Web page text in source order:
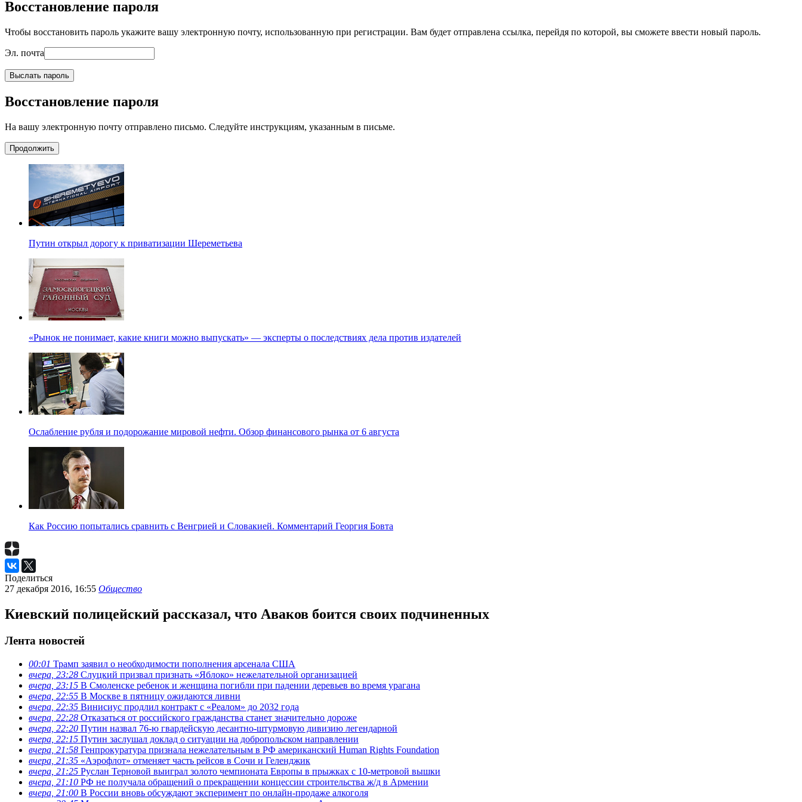
Восстановление пароля
Чтобы восстановить пароль укажите вашу электронную почту, использованную при регистрации. Вам будет отправлена ссылка, перейдя по которой, вы сможете ввести новый пароль.
Эл. почта
Выслать пароль
Восстановление пароля
На вашу электронную почту отправлено письмо. Следуйте инструкциям, указанным в письме.
Продолжить
Путин открыл дорогу к приватизации Шереметьева
«Рынок не понимает, какие книги можно выпускать» — эксперты о последствиях дела против издателей
Ослабление рубля и подорожание мировой нефти. Обзор финансового рынка от 6 августа
Как Россию попытались сравнить с Венгрией и Словакией. Комментарий Георгия Бовта
Поделиться
27 декабря 2016, 16:55 Общество
Киевский полицейский рассказал, что Аваков боится своих подчиненных
Лента новостей
00:01 Трамп заявил о необходимости пополнения арсенала США
вчера, 23:28 Слуцкий призвал признать «Яблоко» нежелательной организацией
вчера, 23:15 В Смоленске ребенок и женщина погибли при падении деревьев во время урагана
вчера, 22:55 В Москве в пятницу ожидаются ливни
вчера, 22:35 Винисиус продлил контракт с «Реалом» до 2032 года
вчера, 22:28 Отказаться от российского гражданства станет значительно дороже
вчера, 22:20 Путин назвал 76-ю гвардейскую десантно-штурмовую дивизию легендарной
вчера, 22:15 Путин заслушал доклад о ситуации на добропольском направлении
вчера, 21:58 Генпрокуратура признала нежелательным в РФ американский Human Rights Foundation
вчера, 21:35 «Аэрофлот» отменяет часть рейсов в Сочи и Геленджик
вчера, 21:25 Руслан Терновой выиграл золото чемпионата Европы в прыжках с 10-метровой вышки
вчера, 21:10 РФ не получала обращений о прекращении концессии строительства ж/д в Армении
вчера, 21:00 В России вновь обсуждают эксперимент по онлайн-продаже алкоголя